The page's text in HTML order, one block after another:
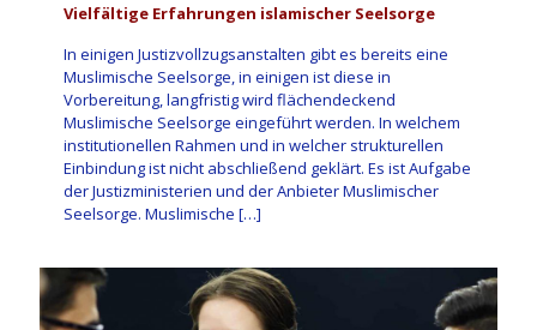
Vielfältige Erfahrungen islamischer Seelsorge
In einigen Justizvollzugsanstalten gibt es bereits eine
Muslimische Seelsorge, in einigen ist diese in
Vorbereitung, langfristig wird flächendeckend
Muslimische Seelsorge eingeführt werden. In welchem
institutionellen Rahmen und in welcher strukturellen
Einbindung ist nicht abschließend geklärt. Es ist Aufgabe
der Justizministerien und der Anbieter Muslimischer
Seelsorge. Muslimische […]